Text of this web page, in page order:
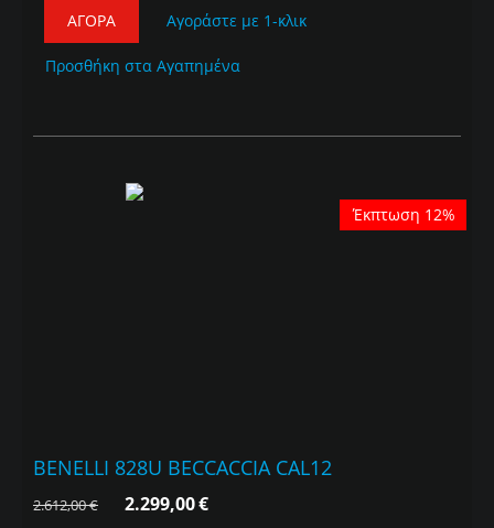
ΑΓΟΡΆ Αγοράστε με 1-κλικ
Προσθήκη στα Αγαπημένα
Έκπτωση 12%
BENELLI 828U BECCACCIA CAL12
2.612,00€ 2.299,00€